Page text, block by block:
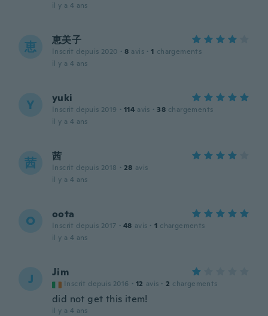
il y a 4 ans
恵 恵美子
Inscrit depuis 2020 · 8 avis · 1 chargements
il y a 4 ans
Y yuki
Inscrit depuis 2019 · 114 avis · 38 chargements
il y a 4 ans
茜 茜
Inscrit depuis 2018 · 28 avis
il y a 4 ans
O oota
Inscrit depuis 2017 · 48 avis · 1 chargements
il y a 4 ans
J Jim
Inscrit depuis 2016 · 12 avis · 2 chargements
did not get this item!
il y a 4 ans